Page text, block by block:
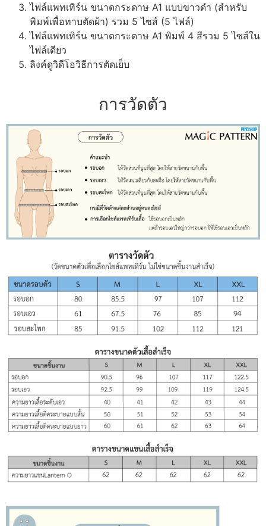
ไฟล์แพทเทิร์น ขนาดกระดาษ A1 แบบขาวดำ (สำหรับ
พิมพ์เพื่อทาบตัดผ้า) รวม 5 ไซส์ (5 ไฟล์)
ไฟล์แพทเทิร์น ขนาดกระดาษ A1 พิมพ์ 4 สีรวม 5 ไซส์ใน
ไฟล์เดียว
ลิงค์ดูวิดีโอวิธีการตัดเย็บ
การวัดตัว